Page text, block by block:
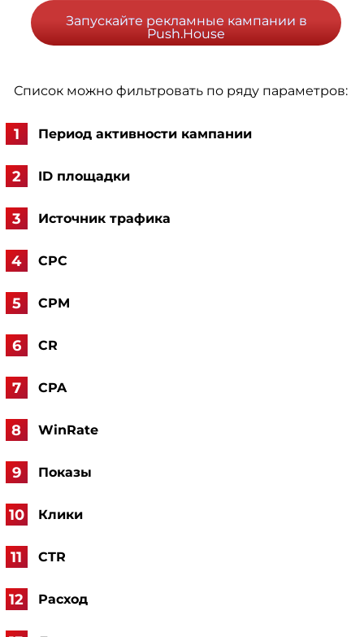
Запускайте рекламные кампании в
Push.House
Список можно фильтровать по ряду параметров:
Период активности кампании
ID площадки
Источник трафика
CPC
CPM
CR
CPA
WinRate
Показы
Клики
CTR
Расход